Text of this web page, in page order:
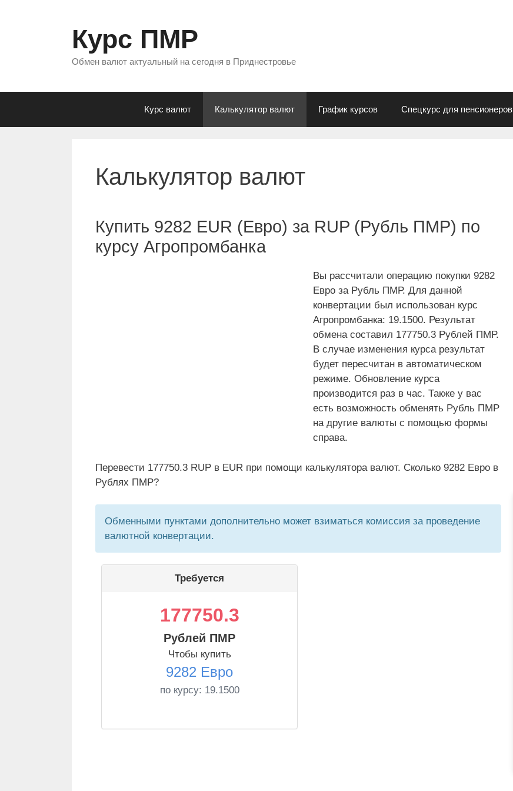
Курс ПМР
Обмен валют актуальный на сегодня в Приднестровье
Курс валют Калькулятор валют График курсов Спецкурс для пенсионеров
Калькулятор валют
Купить 9282 EUR (Евро) за RUP (Рубль ПМР) по
курсу Агропромбанка
Вы рассчитали операцию покупки 9282
Евро за Рубль ПМР. Для данной
конвертации был использован курс
Агропромбанка: 19.1500. Результат
обмена составил 177750.3 Рублей ПМР.
В случае изменения курса результат
будет пересчитан в автоматическом
режиме. Обновление курса
производится раз в час. Также у вас
есть возможность обменять Рубль ПМР
на другие валюты с помощью формы
справа.
Перевести 177750.3 RUP в EUR при помощи калькулятора валют. Сколько 9282 Евро в
Рублях ПМР?
Обменными пунктами дополнительно может взиматься комиссия за проведение
валютной конвертации.
Требуется
177750.3
Рублей ПМР
Чтобы купить
9282 Евро
по курсу: 19.1500